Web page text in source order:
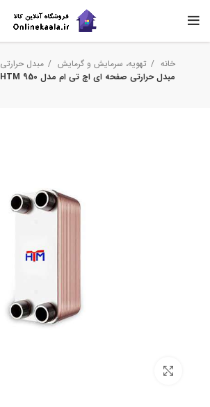
خانه تهویه، سرمایش و گرمایش
مبدل حرارتی
مبدل حرارتی صفحه ای اچ تی ام مدل HTM 950